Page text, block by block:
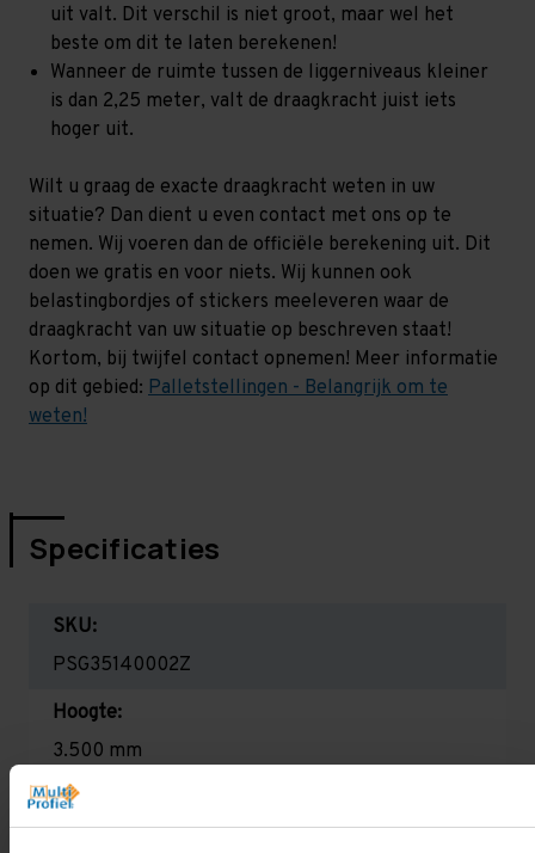
uit valt. Dit verschil is niet groot, maar wel het
beste om dit te laten berekenen!
Wanneer de ruimte tussen de liggerniveaus kleiner
is dan 2,25 meter, valt de draagkracht juist iets
hoger uit.
Wilt u graag de exacte draagkracht weten in uw
situatie? Dan dient u even contact met ons op te
nemen. Wij voeren dan de officiële berekening uit. Dit
doen we gratis en voor niets. Wij kunnen ook
belastingbordjes of stickers meeleveren waar de
draagkracht van uw situatie op beschreven staat!
Kortom, bij twijfel contact opnemen! Meer informatie
op dit gebied: Palletstellingen - Belangrijk om te
weten!
Specificaties
SKU:
PSG35140002Z
Hoogte:
3.500 mm
Diepte: